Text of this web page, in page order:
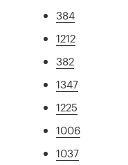
384
1212
382
1347
1225
1006
1037